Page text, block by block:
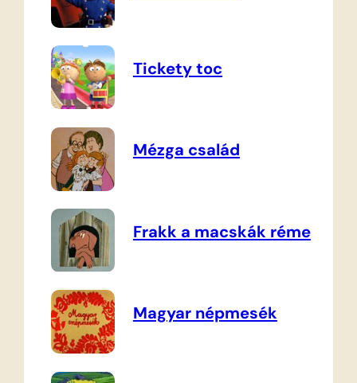
Tickety toc
Mézga család
Frakk a macskák réme
Magyar népmesék